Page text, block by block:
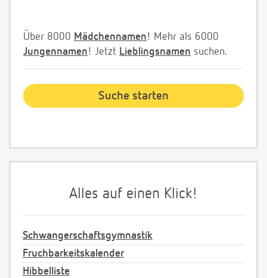
Über 8000 Mädchennamen! Mehr als 6000
Jungennamen! Jetzt Lieblingsnamen suchen.
Alles auf einen Klick!
Schwangerschaftsgymnastik
Fruchbarkeitskalender
Hibbelliste